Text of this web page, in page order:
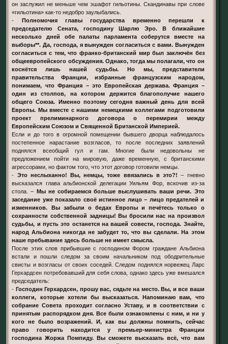
он заслужил не меньше чем эшафот гильотины. Скандинавы при слове
«гильотина» как-то недобро заулыбались.
- Полномочия главы государства временно перешли к
председателю Сената, господину Шарлю Эро. В ближайшие
несколько дней обе палаты парламента соберутся вместе на
выборы**. Да, господа, я вынужден согласиться с вами. Вынужден
согласиться с тем, что франко-британский мир был заключён без
общеевропейского обсуждения. Однако, тогда мы полагали, что он
коснётся лишь нашей судьбы. Но мы, представители
правительства Франции, избранные французским народом,
понимаем, что Франция – это Европейская держава. Франция –
один из столпов, на котором держится благополучие нашего
общего Союза. Именно поэтому сегодня важный день для всей
Европы. Мы вместе с нашими немецкими коллегами подготовили
проект прелиминарного договора о перемирии между
Европейским Союзом и Священной Британской Империей.
Если и до того в огромной помещении бывшего дворца наблюдалось
постепенное нарастание возгласов, то после последних заявлений
поднялся всеобщий гул и гам. Многие были недовольны не
предложением пойти на мировую, даже временную, с британскими
агрессорами, но фактом того, что этот договор готовили немцы.
- Это неслыханно! Вы, немцы, тоже ввязались в это?! – гневно
высказался глава альбионской делегации Уильям Фор, вскочив из-за
стола. – Мы не собираемся больше выслушивать ваши речи. Это
заседание уже показало своё истинное лицо – лицо предателей и
изменников. Вы забыли о бедах Европы и печётесь только о
сохранности собственной задницы! Вы бросили нас на произвол
судьбы, и пусть это останется на вашей совести, господа. Знайте,
народ Альбиона никогда не забудет то, что вы сделали. На этом
наше пребывание здесь больше не имеет смысла.
После этих слов прибывшие с господином Фором граждане Альбиона
встали и пошли следом за своим начальником под ободрительные
свисты и возгласы от своих соседей. Следом поднялся норвежец Ларс
Герхардсен потребовавший для себя слова, однако здесь уже вмешался
председатель:
- Господин Герхардсен, прошу вас, сядьте на место. Вы, и все ваши
коллеги, которые хотели бы высказаться. Напоминаю вам, что
собрание Совета проходит согласно Уставу, и в соответствии с
принятым распорядком дня. Все были ознакомлены с ним, и ни у
кого не было возражений. И, как вы должны помнить, сейчас
право говорить находится у премьер-министра Франции
господина Жоржа Помпиду. Вы сможете высказать всё, что вам